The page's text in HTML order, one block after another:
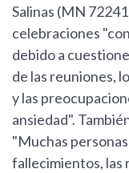
Salinas (MN
celebraciones
debido a
de las reuniones,
y las
ansiedad".
"Muchas
fallecimientos, las